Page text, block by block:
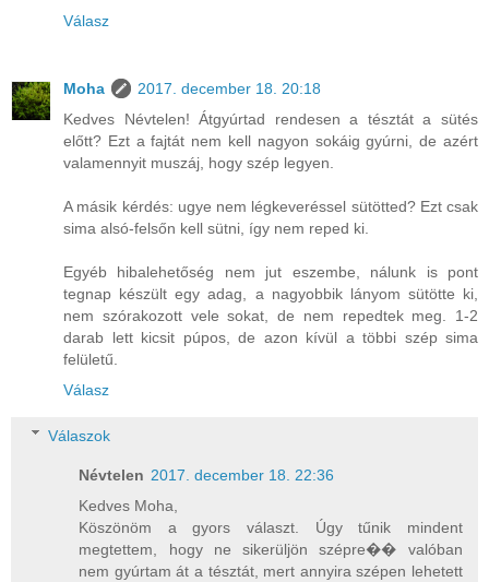
Válasz
Moha
2017. december 18. 20:18
Kedves Névtelen! Átgyúrtad rendesen a tésztát a sütés
előtt? Ezt a fajtát nem kell nagyon sokáig gyúrni, de azért
valamennyit muszáj, hogy szép legyen.
A másik kérdés: ugye nem légkeveréssel sütötted? Ezt csak
sima alsó-felsőn kell sütni, így nem reped ki.
Egyéb hibalehetőség nem jut eszembe, nálunk is pont
tegnap készült egy adag, a nagyobbik lányom sütötte ki,
nem szórakozott vele sokat, de nem repedtek meg. 1-2
darab lett kicsit púpos, de azon kívül a többi szép sima
felületű.
Válasz
Válaszok
Névtelen 2017. december 18. 22:36
Kedves Moha,
Köszönöm a gyors választ. Úgy tűnik mindent
megtettem, hogy ne sikerüljön szépre�� valóban
nem gyúrtam át a tésztát, mert annyira szépen lehetett